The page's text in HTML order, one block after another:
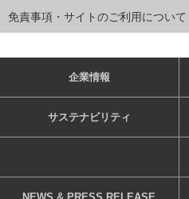
免責事項・サイトのご利用について
企業情報
サステナビリティ
NEWS & PRESS RELEASE